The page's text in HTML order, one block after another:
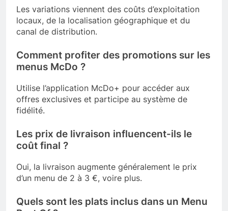
Les variations viennent des coûts d’exploitation
locaux, de la localisation géographique et du
canal de distribution.
Comment profiter des promotions sur les
menus McDo ?
Utilise l’application McDo+ pour accéder aux
offres exclusives et participe au système de
fidélité.
Les prix de livraison influencent-ils le
coût final ?
Oui, la livraison augmente généralement le prix
d’un menu de 2 à 3 €, voire plus.
Quels sont les plats inclus dans un Menu